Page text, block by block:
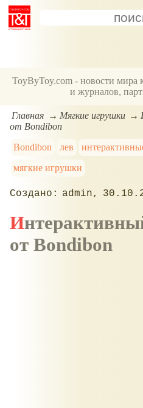
ToyByToy.com - новости мира
и журналов,
Главная Мягкие игрушки
от Bondibon
Bondibon
лев
мягкие игрушки
admin
Интерактивный Лев болтун
от Bondibon